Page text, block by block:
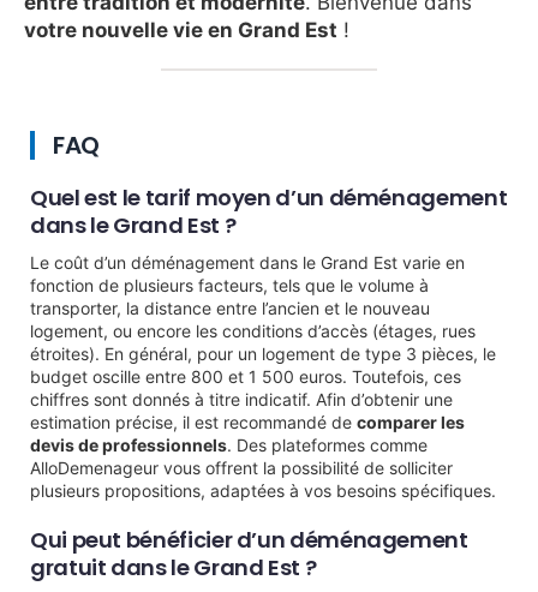
votre nouvelle vie en Grand Est !
FAQ
Quel est le tarif moyen d’un déménagement
dans le Grand Est ?
Le coût d’un déménagement dans le Grand Est varie en
fonction de plusieurs facteurs, tels que le volume à
transporter, la distance entre l’ancien et le nouveau
logement, ou encore les conditions d’accès (étages, rues
étroites). En général, pour un logement de type 3 pièces, le
budget oscille entre 800 et 1 500 euros. Toutefois, ces
chiffres sont donnés à titre indicatif. Afin d’obtenir une
estimation précise, il est recommandé de comparer les
devis de professionnels. Des plateformes comme
AlloDemenageur vous offrent la possibilité de solliciter
plusieurs propositions, adaptées à vos besoins spécifiques.
Qui peut bénéficier d’un déménagement
gratuit dans le Grand Est ?